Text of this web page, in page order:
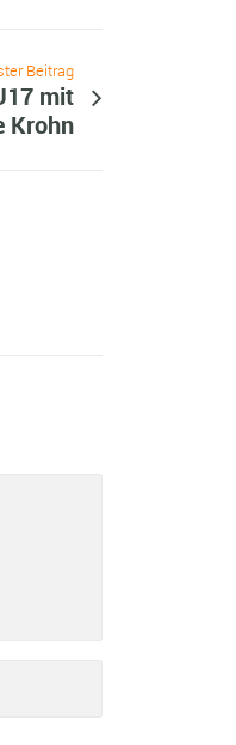
Beitrag
mit
Krohn